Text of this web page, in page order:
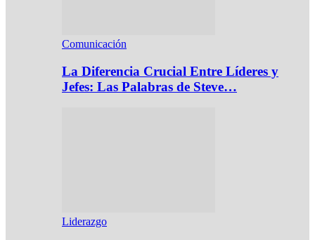
Comunicación
La Diferencia Crucial Entre Líderes y
Jefes: Las Palabras de Steve…
Liderazgo